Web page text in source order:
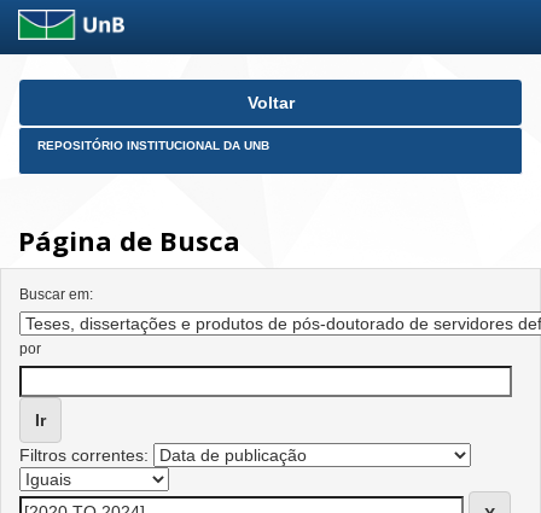
Skip
Voltar
REPOSITÓRIO INSTITUCIONAL DA UNB
Página de Busca
Buscar em:
por
Filtros correntes: